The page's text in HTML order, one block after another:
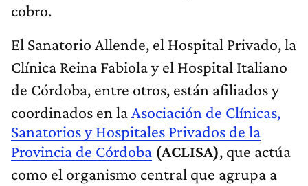
cobro.
El Sanatorio Allende, el Hospital Privado, la
Clínica Reina Fabiola y el Hospital Italiano
de Córdoba, entre otros, están afiliados y
coordinados en la Asociación de Clínicas,
Sanatorios y Hospitales Privados de la
Provincia de Córdoba (ACLISA), que actúa
como el organismo central que agrupa a